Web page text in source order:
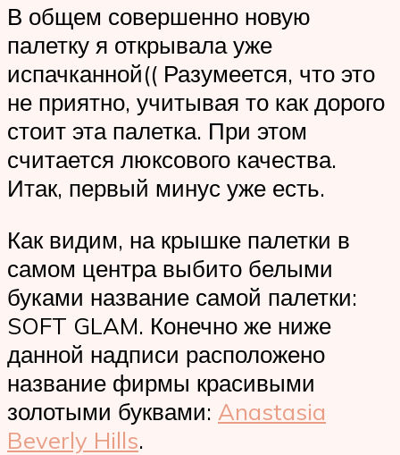
В общем совершенно новую
палетку я открывала уже
испачканной(( Разумеется, что это
не приятно, учитывая то как дорого
стоит эта палетка. При этом
считается люксового качества.
Итак, первый минус уже есть.
Как видим, на крышке палетки в
самом центра выбито белыми
буками название самой палетки:
SOFT GLAM. Конечно же ниже
данной надписи расположено
название фирмы красивыми
золотыми буквами: Anastasia
Beverly Hills.